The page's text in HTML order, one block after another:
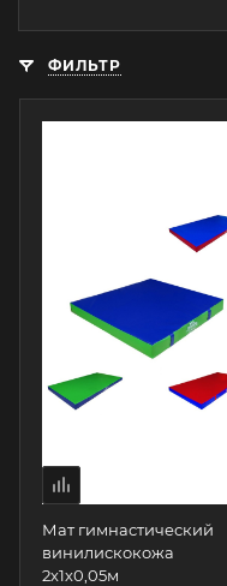
ФИЛЬТР
Мат гимнастический
винилискокожа
2х1х0,05м